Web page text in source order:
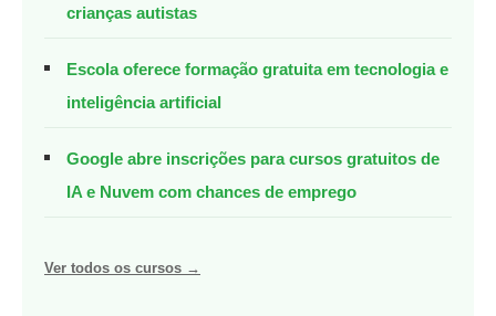
crianças autistas
Escola oferece formação gratuita em tecnologia e
inteligência artificial
Google abre inscrições para cursos gratuitos de
IA e Nuvem com chances de emprego
Ver todos os cursos →